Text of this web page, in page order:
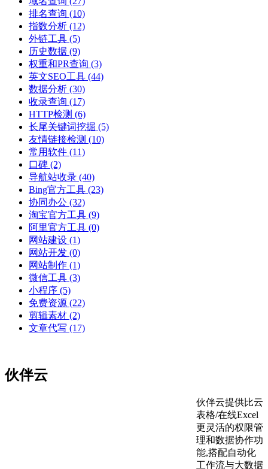
排名查询 (10)
指数分析 (12)
外链工具 (5)
历史数据 (9)
权重和PR查询 (3)
英文SEO工具 (44)
数据分析 (30)
收录查询 (17)
HTTP检测 (6)
长尾关键词挖掘 (5)
友情链接检测 (10)
常用软件 (11)
口碑 (2)
导航站收录 (40)
Bing官方工具 (23)
协同办公 (32)
淘宝官方工具 (9)
阿里官方工具 (0)
网站建设 (1)
网站开发 (0)
网站制作 (1)
微信工具 (3)
小程序 (5)
免费资源 (22)
剪辑素材 (2)
文章代写 (17)
伙伴云
伙伴云提供比云
表格/在线Excel
更灵活的权限管
理和数据协作功
能,搭配自动化
工作流与大数据